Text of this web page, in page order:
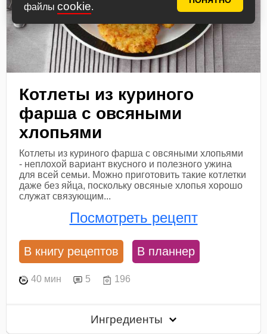
файлы cookie.
Котлеты из куриного
фарша с овсяными
хлопьями
Котлеты из куриного фарша с овсяными хлопьями
- неплохой вариант вкусного и полезного ужина
для всей семьи. Можно приготовить такие котлетки
даже без яйца, поскольку овсяные хлопья хорошо
служат связующим...
Посмотреть рецепт
В книгу рецептов В планнер
40 мин 5 196
Ингредиенты